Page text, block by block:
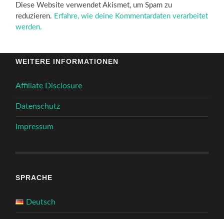
Diese Website verwendet Akismet, um Spam zu
reduzieren. Erfahre, wie deine Kommentardaten verarbeitet
werden.
WEITERE INFORMATIONEN
Affiliate Disclosure
Datenschutz
Impressum
SPRACHE
Deutsch